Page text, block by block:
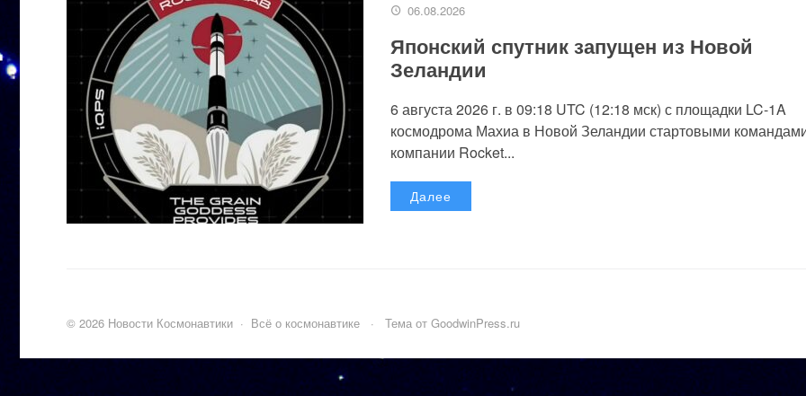
06.08.2026
Японский спутник запущен из Новой
Зеландии
6 августа 2026 г. в 09:18 UTC (12:18 мск) с площадки LC-1A
космодрома Махиа в Новой Зеландии стартовыми
компании Rocket...
Далее
© 2026 Новости Космонавтики · Всё о космонавтике · Тема от GoodwinPress.ru